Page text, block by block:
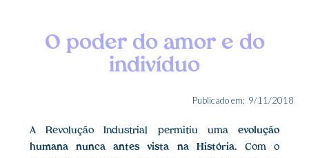
O poder do amor e do
indivíduo
Publicado em: 9/11/2018
A Revolução Industrial permitiu umaevolução
humana nunca antes vista na História. Com o